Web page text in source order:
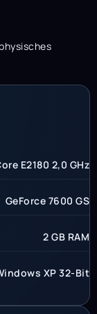
E2180 2,0 GHz
GeForce 7600 GS
2 GB RAM
XP 32-Bit